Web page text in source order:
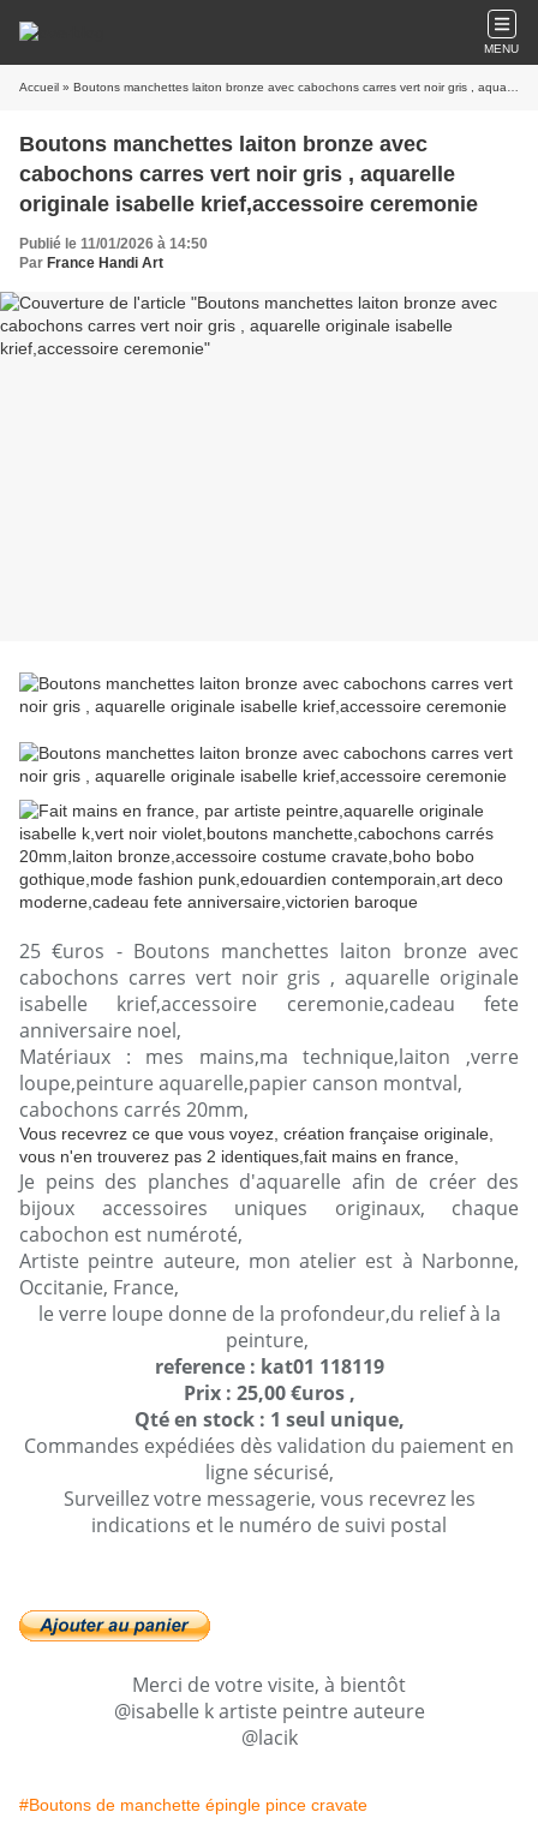
MENU
Accueil » Boutons manchettes laiton bronze avec cabochons carres vert noir gris , aquarelle originale isabelle krief,accessoire ceremonie
Boutons manchettes laiton bronze avec
cabochons carres vert noir gris , aquarelle
originale isabelle krief,accessoire ceremonie
Publié le 11/01/2026 à 14:50
Par France Handi Art
25 €uros - Boutons manchettes laiton bronze avec
cabochons carres vert noir gris , aquarelle originale
isabelle krief,accessoire ceremonie,cadeau fete
anniversaire noel,
Matériaux : mes mains,ma technique,laiton ,verre
loupe,peinture aquarelle,papier canson montval,
cabochons carrés 20mm,
Vous recevrez ce que vous voyez, création française originale,
vous n'en trouverez pas 2 identiques,fait mains en france,
Je peins des planches d'aquarelle afin de créer des
bijoux accessoires uniques originaux, chaque
cabochon est numéroté,
Artiste peintre auteure, mon atelier est à Narbonne,
Occitanie, France,
le verre loupe donne de la profondeur,du relief à la
peinture,
reference : kat01 118119
Prix : 25,00 €uros ,
Qté en stock : 1 seul unique,
Commandes expédiées dès validation du paiement en
ligne sécurisé,
Surveillez votre messagerie, vous recevrez les
indications et le numéro de suivi postal
Merci de votre visite, à bientôt
@isabelle k artiste peintre auteure
@lacik
#Boutons de manchette épingle pince cravate